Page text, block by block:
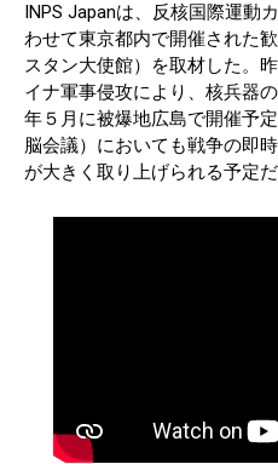
INPS Japanは、反核国際運動
わせて東京都内で開催された
スタン大使館）を取材した。
イナ軍事侵攻により、核兵器
年５月に被爆地広島で開催予
脳会議）においても戦争の即
が大きく取り上げられる予定だ